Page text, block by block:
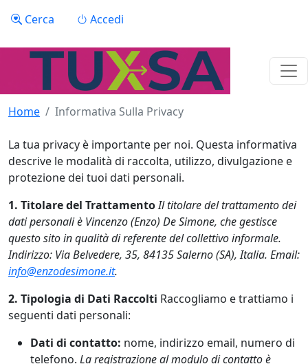
Menu profilo utente
Cerca Accedi
Home Informativa Sulla Privacy
La tua privacy è importante per noi. Questa informativa
descrive le modalità di raccolta, utilizzo, divulgazione e
protezione dei tuoi dati personali.
1. Titolare del TrattamentoIl titolare del trattamento dei
dati personali è Vincenzo (Enzo) De Simone, che gestisce
questo sito in qualità di referente del collettivo informale.
Indirizzo: Via Belvedere, 35, 84135 Salerno (SA), Italia. Email:
info@enzodesimone.it.
2. Tipologia di Dati Raccolti Raccogliamo e trattiamo i
seguenti dati personali:
Dati di contatto: nome, indirizzo email, numero di
telefono. La registrazione al modulo di contatto è